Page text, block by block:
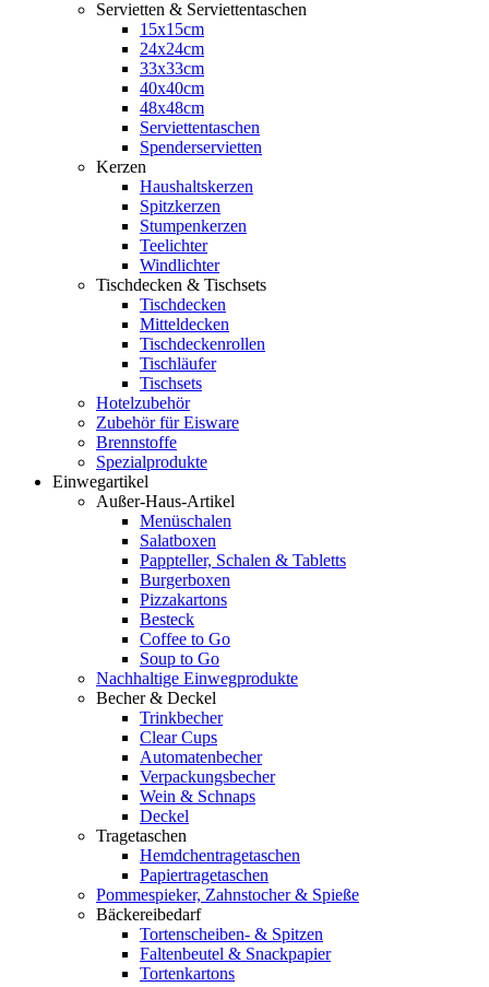
Servietten & Serviettentaschen
15x15cm
24x24cm
33x33cm
40x40cm
48x48cm
Serviettentaschen
Spenderservietten
Kerzen
Haushaltskerzen
Spitzkerzen
Stumpenkerzen
Teelichter
Windlichter
Tischdecken & Tischsets
Tischdecken
Mitteldecken
Tischdeckenrollen
Tischläufer
Tischsets
Hotelzubehör
Zubehör für Eisware
Brennstoffe
Spezialprodukte
Einwegartikel
Außer-Haus-Artikel
Menüschalen
Salatboxen
Pappteller, Schalen & Tabletts
Burgerboxen
Pizzakartons
Besteck
Coffee to Go
Soup to Go
Nachhaltige Einwegprodukte
Becher & Deckel
Trinkbecher
Clear Cups
Automatenbecher
Verpackungsbecher
Wein & Schnaps
Deckel
Tragetaschen
Hemdchentragetaschen
Papiertragetaschen
Pommespieker, Zahnstocher & Spieße
Bäckereibedarf
Tortenscheiben- & Spitzen
Faltenbeutel & Snackpapier
Tortenkartons